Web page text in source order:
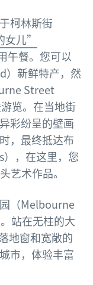
柯林斯街
女儿”
午餐。您可以
）新鲜特产，然
Street
览。在当地街
彩纷呈的壁画
，最终抵达布
，在这里，您
艺术作品。
（Melbourne
站在无柱的大
地窗和宽敞的
市，体验丰富